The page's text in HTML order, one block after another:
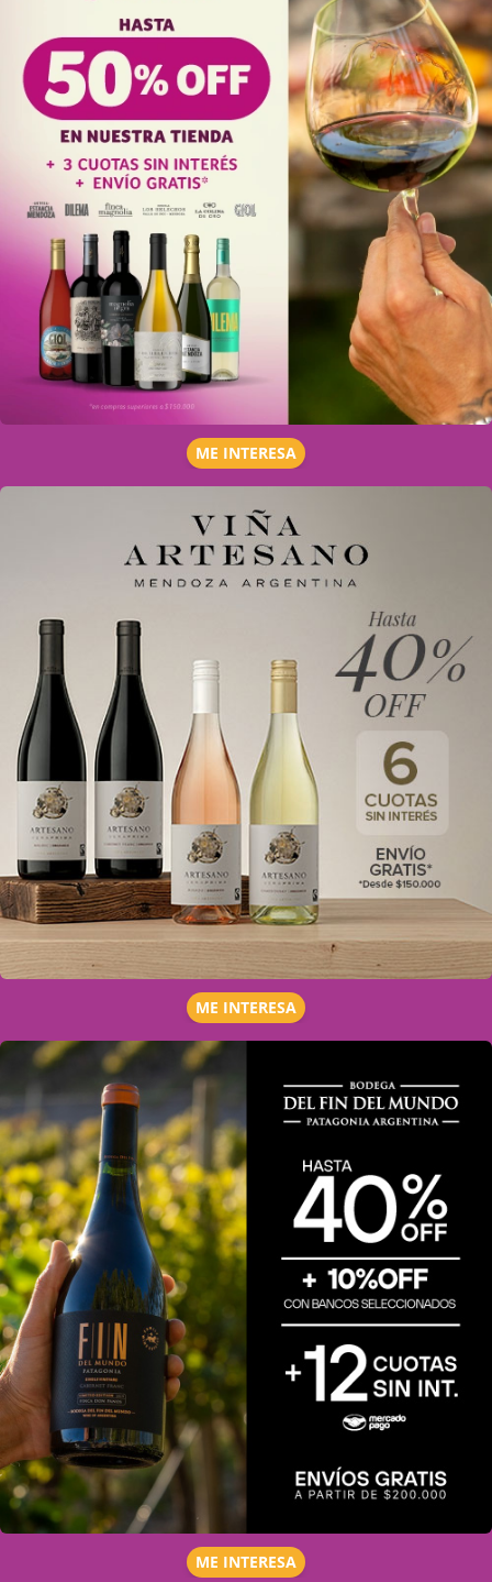
ME INTERESA
ME INTERESA
ME INTERESA